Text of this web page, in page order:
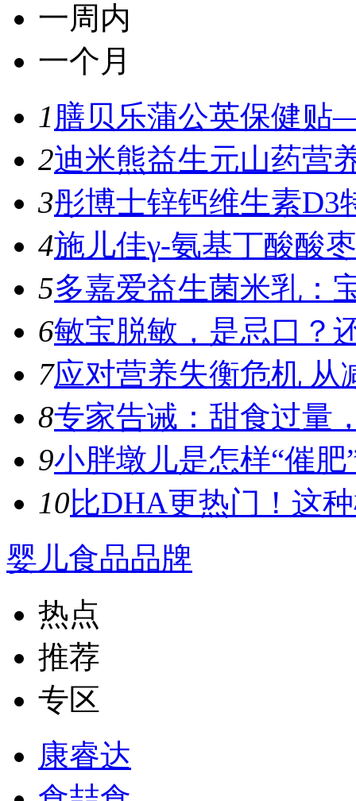
一周内
一个月
1 膳贝乐蒲公英保健
2迪米熊益生元山药营
3彤博士锌钙维生素
4施儿佳γ-氨基丁酸酸
5多嘉爱益生菌米乳：
6敏宝脱敏，是忌口？
7应对营养失衡危机 从
8专家告诫：甜食过量
9小胖墩儿是怎样“催
10比DHA更热门！这
婴儿食品品牌
热点
推荐
专区
康睿达